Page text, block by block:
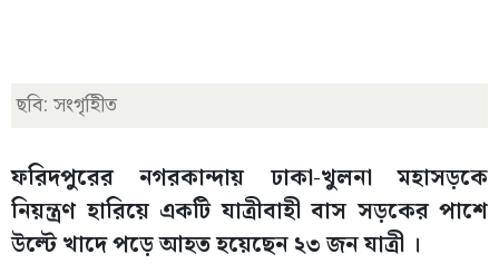
ছবি: সংগৃহীিত
ফরিদপুরের নগরকান্দায় ঢাকা-খুলনা মহাসড়কে
নিয়ন্ত্রণ হারিয়ে একটি যাত্রীবাহী বাস সড়কের পাশে
উল্টে খাদে পড়ে আহত হয়েছেন ২৩ জন যাত্রী ।